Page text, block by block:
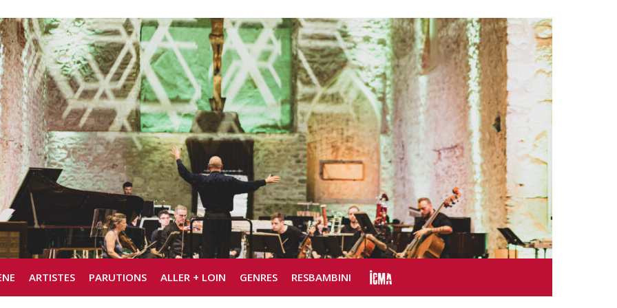
ARTISTES PARUTIONS ALLER + LOIN GENRES RESBAMBINI